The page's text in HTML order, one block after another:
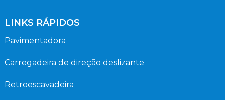
LINKS RÁPIDOS
Pavimentadora
Carregadeira de direção deslizante
Retroescavadeira